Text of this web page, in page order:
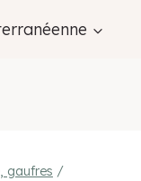
gaufres /